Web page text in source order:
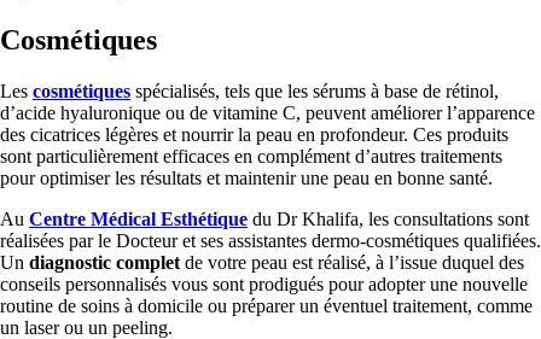
Cosmétiques
Les cosmétiques spécialisés, tels que les sérums à base de rétinol,
d’acide hyaluronique ou de vitamine C, peuvent améliorer l’apparence
des cicatrices légères et nourrir la peau en profondeur. Ces produits
sont particulièrement efficaces en complément d’autres traitements
pour optimiser les résultats et maintenir une peau en bonne santé.
Au Centre Médical Esthétique du Dr Khalifa, les consultations sont
réalisées par le Docteur et ses assistantes dermo-cosmétiques qualifiées.
Un diagnostic complet de votre peau est réalisé, à l’issue duquel des
conseils personnalisés vous sont prodigués pour adopter une nouvelle
routine de soins à domicile ou préparer un éventuel traitement, comme
un laser ou un peeling.